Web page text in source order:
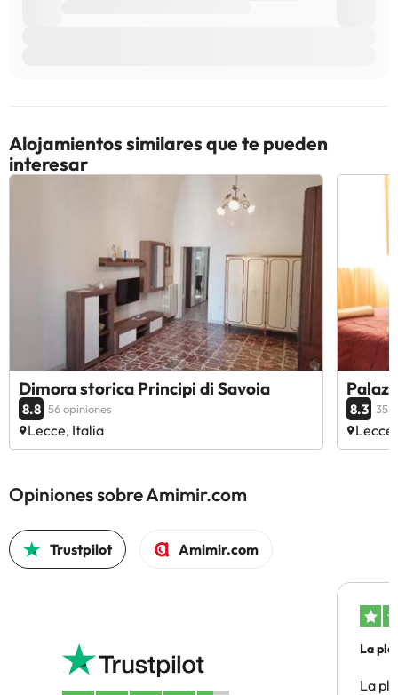
Alojamientos similares que te pueden
interesar
Dimora storica Principi di Savoia
8.8 56 opiniones
Lecce, Italia
8.3 353
Opiniones sobre Amimir.com
Trustpilot Amimir.com
La
La